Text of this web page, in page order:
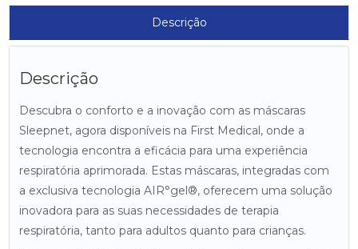
Descrição
Descrição
Descubra o conforto e a inovação com as máscaras
Sleepnet, agora disponíveis na First Medical, onde a
tecnologia encontra a eficácia para uma experiência
respiratória aprimorada. Estas máscaras, integradas com
a exclusiva tecnologia AIR°gel®, oferecem uma solução
inovadora para as suas necessidades de terapia
respiratória, tanto para adultos quanto para crianças.